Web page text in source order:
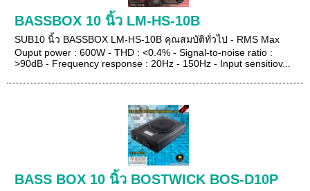
BASSBOX 10 นิ้ว LM-HS-10B
SUB10 นิ้ว BASSBOX LM-HS-10B คุณสมบัติทั่วไป - RMS Max
Ouput power : 600W - THD : <0.4% - Signal-to-noise ratio :
>90dB - Frequency response : 20Hz - 150Hz - Input sensitiov...
BASS BOX 10 นิ้ว BOSTWICK BOS-D10P